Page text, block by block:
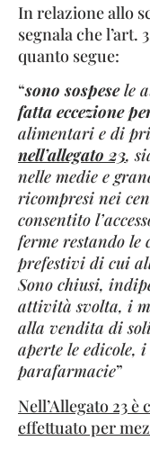
In relazione allo
segnala che l’art.
quanto segue:
“sono sospesele
fatta eccezione
alimentari e di
nell’allegato 23,
nelle medie e
ricompresi nei
consentito
ferme restando
prefestivi di cui
Sono chiusi,
attività svolta, i
alla vendita di
aperte le edicole,
parafarmacie”
Nell’Allegato 23
effettuato per